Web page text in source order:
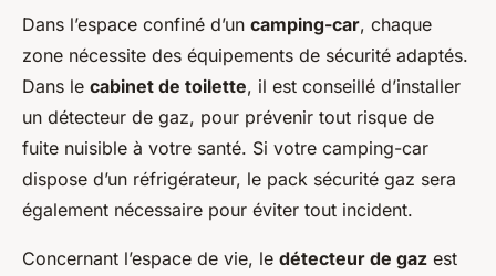
Dans l’espace confiné d’un camping-car, chaque
zone nécessite des équipements de sécurité adaptés.
Dans le cabinet de toilette, il est conseillé d’installer
un détecteur de gaz, pour prévenir tout risque de
fuite nuisible à votre santé. Si votre camping-car
dispose d’un réfrigérateur, le pack sécurité gaz sera
également nécessaire pour éviter tout incident.
Concernant l’espace de vie, le détecteur de gaz est